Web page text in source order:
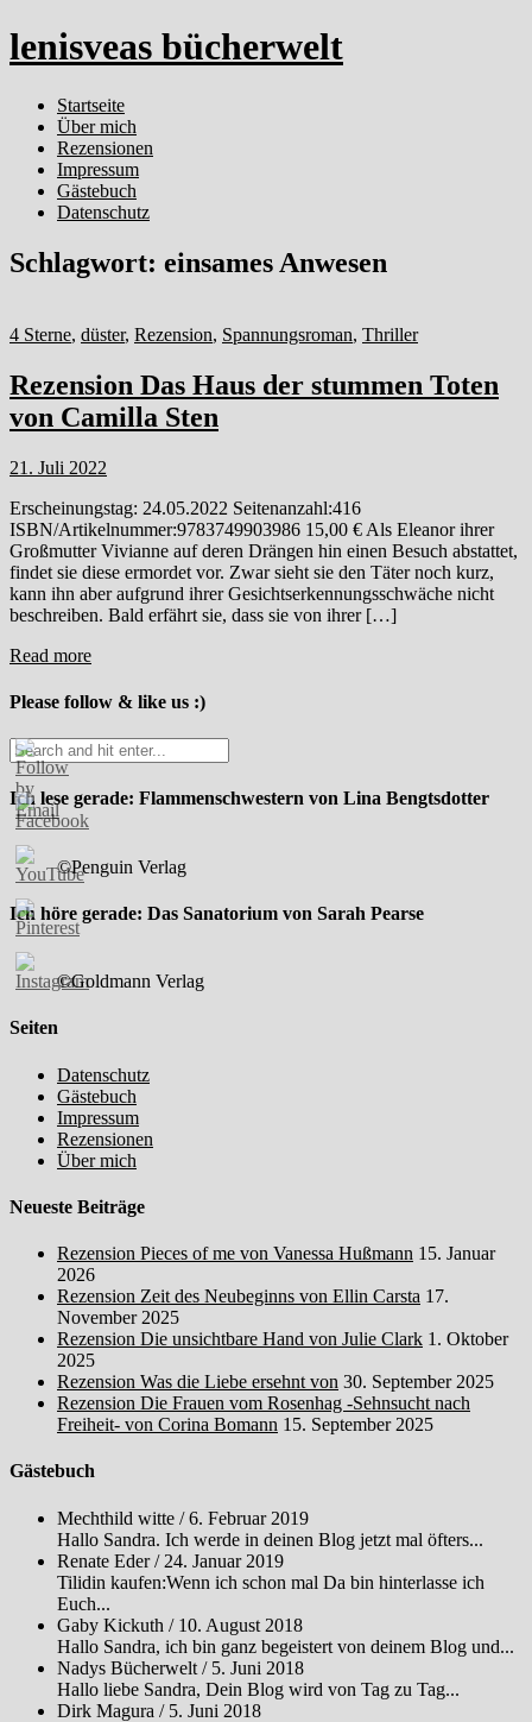
lenisveas bücherwelt
Startseite
Über mich
Rezensionen
Impressum
Gästebuch
Datenschutz
Schlagwort: einsames Anwesen
4 Sterne, düster, Rezension, Spannungsroman, Thriller
Rezension Das Haus der stummen Toten
von Camilla Sten
21. Juli 2022
Erscheinungstag: 24.05.2022 Seitenanzahl:416
ISBN/Artikelnummer:9783749903986 15,00 € Als Eleanor ihrer
Großmutter Vivianne auf deren Drängen hin einen Besuch abstattet,
findet sie diese ermordet vor. Zwar sieht sie den Täter noch kurz,
kann ihn aber aufgrund ihrer Gesichtserkennungsschwäche nicht
beschreiben. Bald erfährt sie, dass sie von ihrer […]
Read more
Please follow & like us :)
Ich lese gerade: Flammenschwestern von Lina Bengtsdotter
©Penguin Verlag
Ich höre gerade: Das Sanatorium von Sarah Pearse
©Goldmann Verlag
Seiten
Datenschutz
Gästebuch
Impressum
Rezensionen
Über mich
Neueste Beiträge
Rezension Pieces of me von Vanessa Hußmann 15. Januar
2026
Rezension Zeit des Neubeginns von Ellin Carsta 17.
November 2025
Rezension Die unsichtbare Hand von Julie Clark 1. Oktober
2025
Rezension Was die Liebe ersehnt von 30. September 2025
Rezension Die Frauen vom Rosenhag -Sehnsucht nach
Freiheit- von Corina Bomann 15. September 2025
Gästebuch
Mechthild witte /6. Februar 2019
Hallo Sandra. Ich werde in deinen Blog jetzt mal öfters...
Renate Eder/ 24. Januar 2019
Tilidin kaufen:Wenn ich schon mal Da bin hinterlasse ich
Euch...
Gaby Kickuth / 10. August 2018
Hallo Sandra, ich bin ganz begeistert von deinem Blog und...
Nadys Bücherwelt / 5. Juni 2018
Hallo liebe Sandra, Dein Blog wird von Tag zu Tag...
Dirk Magura / 5. Juni 2018